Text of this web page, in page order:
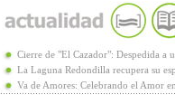
Cierre de "El Cazador": Despedida a
La Laguna Redondilla recupera su
Va de Amores: Celebrando el Amor